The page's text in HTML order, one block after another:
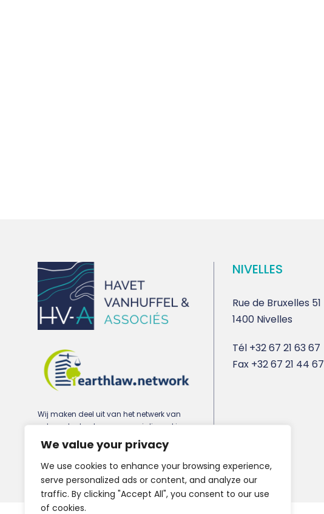
We value your privacy
We use cookies to enhance your browsing experience,
serve personalized ads or content, and analyze our
traffic. By clicking "Accept All", you consent to our use
of cookies.
Wij maken deel uit van het netwerk van
advocatenkantoren gespecialiseerd in
stedenbouw-, milieu- en vastgoedrecht
earthlaw.network
NIVELLES
Rue de Bruxelles 51
1400 Nivelles
Tél +32 67 21 63 67
Fax +32 67 21 44 67